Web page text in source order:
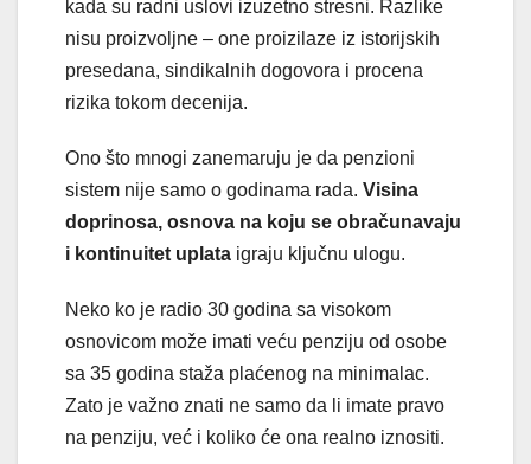
kada su radni uslovi izuzetno stresni. Razlike
nisu proizvoljne – one proizilaze iz istorijskih
presedana, sindikalnih dogovora i procena
rizika tokom decenija.
Ono što mnogi zanemaruju je da penzioni
sistem nije samo o godinama rada. Visina
doprinosa, osnova na koju se obračunavaju
i kontinuitet uplata igraju ključnu ulogu.
Neko ko je radio 30 godina sa visokom
osnovicom može imati veću penziju od osobe
sa 35 godina staža plaćenog na minimalac.
Zato je važno znati ne samo da li imate pravo
na penziju, već i koliko će ona realno iznositi.